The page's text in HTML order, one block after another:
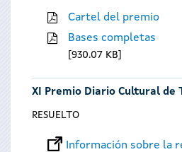
Cartel del premio
Bases completas
930.07 KB
XI Premio Diario Cultural de
RESUELTO
Información sobre la